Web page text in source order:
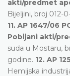
akti/predmet
Bijeljini, broj 012-
11. AP 1647/06
Pobijani akti/
suda u Mostaru,
godine. 12. AP
Hemijska